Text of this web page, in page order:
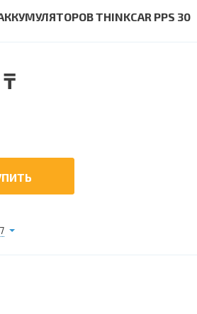
THINKCAR PPS 30